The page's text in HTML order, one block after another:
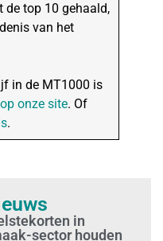
top 10 gehaald,
van het
in de MT1000 is
onze site. Of
.
in
sector houden